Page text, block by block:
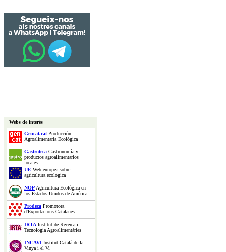
Webs de interés
Gencat.catProducción
Agroalimentaria Ecológica
Gastroteca Gastronomía y
productos agroalimentarios
locales
UE Web europea sobre
agricultura ecológica
NOPAgricultura Ecológica en
los Estados Unidos de América
Prodeca Promotora
d'Exportacions Catalanes
IRTA Institut de Recerca i
Tecnologia Agroalimentàries
INCAVI Institut Català de la
Vinya i el Vi